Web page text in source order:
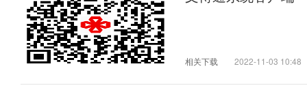
相关下载 2022-11-03 10:48